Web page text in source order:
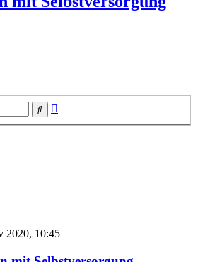
Suche
2020, 10:45